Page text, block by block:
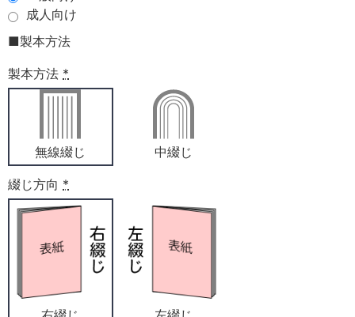
成人向け
■製本方法
製本方法 *
無線綴じ 中綴じ
綴じ方向 *